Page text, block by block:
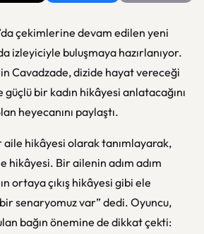
çekimlerine devam edilen yeni
izleyiciyle buluşmaya hazırlanıyor.
Cavadzade, dizide hayat vereceği
bir kadın hikâyesi anlatacağını
heyecanını paylaştı.
hikâyesi olarak tanımlayarak,
hikâyesi. Bir ailenin adım adım
ortaya çıkış hikâyesi gibi ele
senaryomuz var” dedi. Oyuncu,
bağın önemine de dikkat çekti: